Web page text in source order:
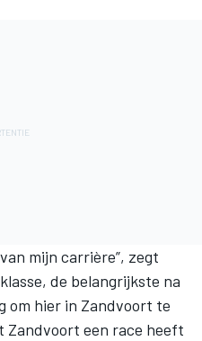
mijn carrière”, zegt
de belangrijkste na
om hier in Zandvoort te
Zandvoort een race heeft